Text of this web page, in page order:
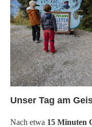
Unser Tag am
Nach etwa 15 Minuten